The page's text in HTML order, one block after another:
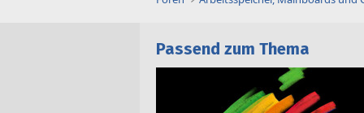
Passend zum Thema